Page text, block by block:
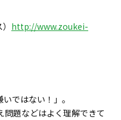
http://www.zoukei-
ではない！」。
問題などはよく理解できて